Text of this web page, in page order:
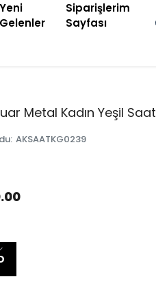
Yeni
Gelenler
Siparişlerim
Sayfası
Metal Kadın Yeşil Saat
: AKSAATKG0239